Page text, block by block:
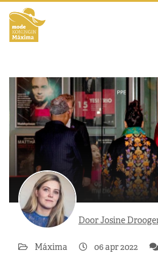
Door Josine
Máxima 06 apr 2022